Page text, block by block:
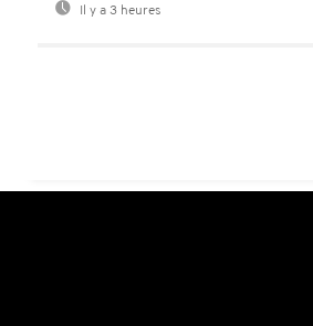
Il y a 3 heures